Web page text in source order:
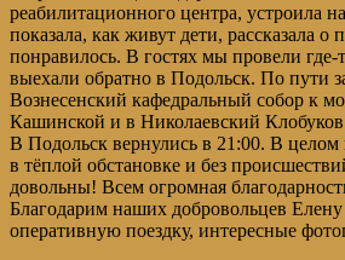
реабилитационного центра, устроила
показала, как живут дети, рассказала
понравилось. В гостях мы провели где-
выехали обратно в Подольск. По пути
Вознесенский кафедральный собор к
Кашинской и в Николаевский
В Подольск вернулись в 21:00. В
в тёплой обстановке и без
довольны! Всем огромная
Благодарим наших добровольцев
оперативную поездку, интересные